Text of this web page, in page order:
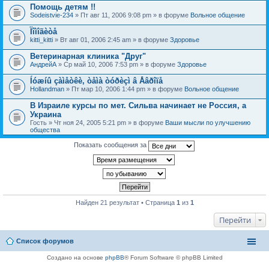
с
.
Помощь детям !!
Sodeistvie-234 » Пт авг 11, 2006 9:08 pm » в форуме Вольное общение
Ïîìîãèòå
kitti_kitti » Вт авг 01, 2006 2:45 am » в форуме Здоровье
Ветеринарная клиника "Друг"
АндрейА » Ср май 10, 2006 7:53 pm » в форуме Здоровье
Íóæíû çàìåòêè, òåìà òóðèçì â Åâðîïå
Hollandman » Пт мар 10, 2006 1:44 pm » в форуме Вольное общение
В Израиле курсы по мет. Сильва начинает не Россия, а
Украина
Гость » Чт ноя 24, 2005 5:21 pm » в форуме Ваши мысли по улучшению
общества
Показать сообщения за
Найден 21 результат • Страница 1 из 1
Перейти
Список форумов
Создано на основе phpBB® Forum Software © phpBB Limited